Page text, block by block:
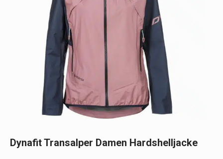
Dynafit Transalper Damen Hardshelljacke